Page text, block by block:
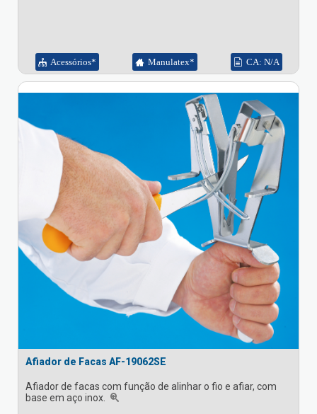
Acessórios* Manulatex* CA: N/A
Afiador de Facas AF-19062SE
Afiador de facas com função de alinhar o fio e afiar, com
base em aço inox.